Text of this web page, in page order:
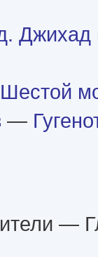
Джихад
Шестой
—
—